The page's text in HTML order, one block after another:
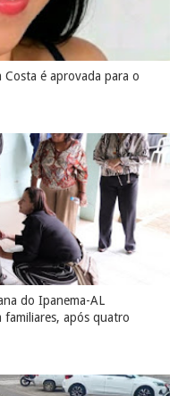
Costa é aprovada para o
do Ipanema-AL
após quatro